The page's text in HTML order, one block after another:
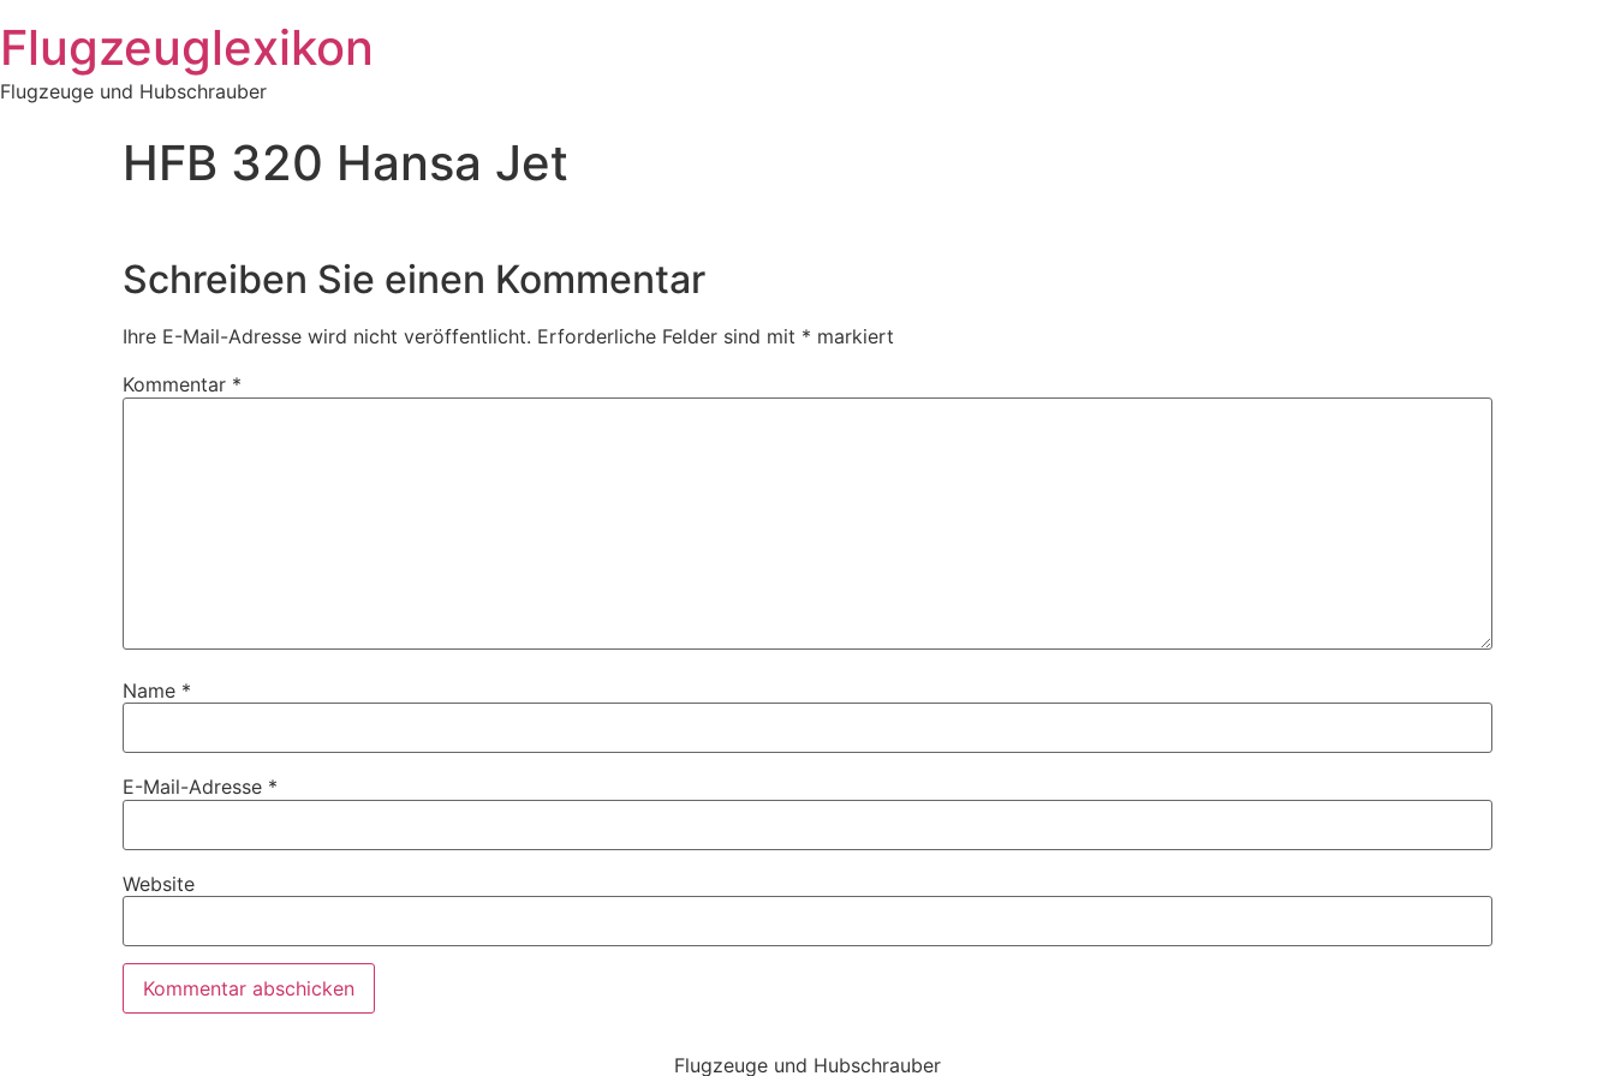
Inhalt
springen
Flugzeuglexikon
Flugzeuge und Hubschrauber
HFB 320 Hansa Jet
Schreiben Sie einen Kommentar
Ihre E-Mail-Adresse wird nicht veröffentlicht. Erforderliche Felder sind mit * markiert
Kommentar *
Name *
E-Mail-Adresse *
Website
Flugzeuge und Hubschrauber